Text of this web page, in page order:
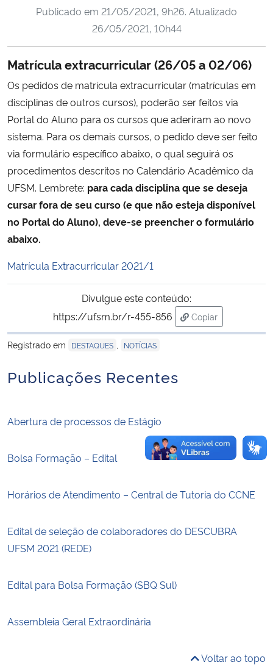
Ministério da Cidadania
Ministério da Ciência, Tecnologia, Inovações e Comunicações
Ministério do Meio Ambiente
Ministério do Turismo
Ministério do Desenvolvimento Regional
Controladoria-Geral da União
Ministério da Mulher, da Família e dos Direitos Humanos
Secretaria de Governo
Banco Central do Brasil
Planalto
Publicado em 21/05/2021, 9h26. Atualizado
26/05/2021, 10h44
Matrícula extracurricular (26/05 a 02/06)
Os pedidos de matrícula extracurricular (matrículas em
disciplinas de outros cursos), poderão ser feitos via
Portal do Aluno para os cursos que aderiram ao novo
sistema. Para os demais cursos, o pedido deve ser feito
via formulário específico abaixo, o qual seguirá os
procedimentos descritos no Calendário Acadêmico da
UFSM. Lembrete: para cada disciplina que se deseja
cursar fora de seu curso (e que não esteja disponível
no Portal do Aluno), deve-se preencher o formulário
abaixo.
Matrícula Extracurricular 2021/1
Divulgue este conteúdo:
https://ufsm.br/r-455-856
Copiar
para área de
Registrado em
DESTAQUES NOTÍCIAS
Publicações Recentes
Abertura de processos de Estágio
Bolsa Formação – Edital
Horários de Atendimento – Central de Tutoria do CCNE
Edital de seleção de colaboradores do DESCUBRA
UFSM 2021 (REDE)
Edital para Bolsa Formação (SBQ Sul)
Assembleia Geral Extraordinária
Voltar ao topo